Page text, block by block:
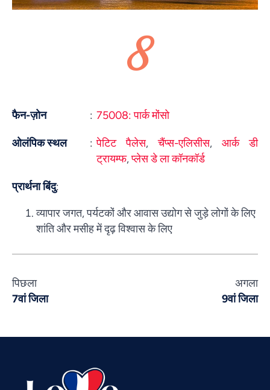
8
फैन-ज़ोन : 75008: पार्क मोंसो
ओलंपिक स्थल : पेटिट पैलेस,चैंप्स-एलिसीस, आर्क डी
ट्रायम्फ,प्लेस डे ला कॉनकॉर्ड
प्रार्थना बिंदु:
व्यापार जगत, पर्यटकों और आवास उद्योग से जुड़े लोगों के लिए
शांति और मसीह में दृढ़ विश्वास के लिए
पिछला
7वां जिला
अगला
9वां जिला
Tamil
Vietnamese